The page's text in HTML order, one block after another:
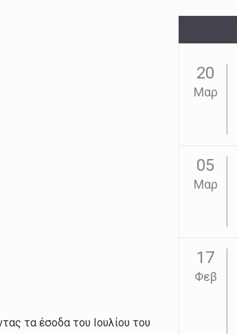
τα έσοδα του Ιουλίου του
20
Μαρ
05
Μαρ
17
Φεβ